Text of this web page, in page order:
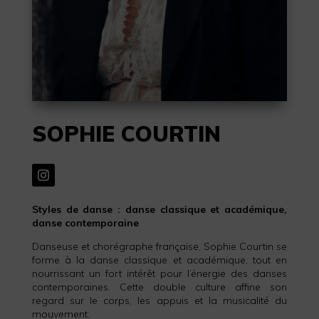
SOPHIE COURTIN
Styles de danse : danse classique et académique,
danse contemporaine
Danseuse et chorégraphe française, Sophie Courtin se
forme à la danse classique et académique, tout en
nourrissant un fort intérêt pour l’énergie des danses
contemporaines. Cette double culture affine son
regard sur le corps, les appuis et la musicalité du
mouvement.